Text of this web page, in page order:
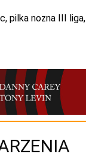
, pilka nozna III liga,